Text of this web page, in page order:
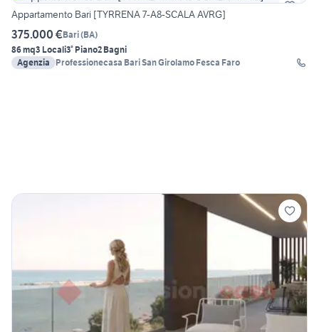
Appartamento Bari [TYRRENA 7-A8-SCALA AVRG]
375.000 €Bari(BA)
86 mq3 Locali3° Piano2 Bagni
Agenzia
Professionecasa Bari San Girolamo Fesca Faro